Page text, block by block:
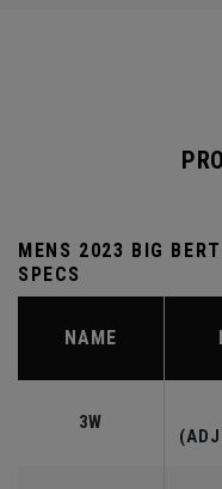
MENS 2023 BIG
SPECS
NAME
3W